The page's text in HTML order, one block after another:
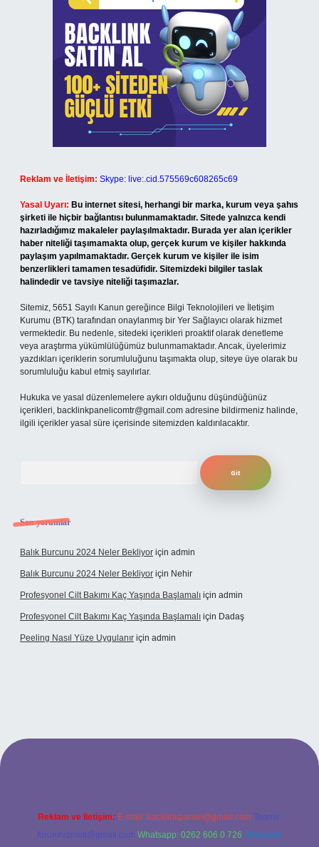
Reklam ve İletişim: Skype: live:.cid.575569c608265c69
Yasal Uyarı: Bu internet sitesi, herhangi bir marka, kurum veya şahıs
şirketi ile hiçbir bağlantısı bulunmamaktadır. Sitede yalnızca kendi
hazırladığımız makaleler paylaşılmaktadır. Burada yer alan içerikler
haber niteliği taşımamakta olup, gerçek kurum ve kişiler hakkında
paylaşım yapılmamaktadır. Gerçek kurum ve kişiler ile isim
benzerlikleri tamamen tesadüfidir. Sitemizdeki bilgiler taslak
halindedir ve tavsiye niteliği taşımazlar.
Sitemiz, 5651 Sayılı Kanun gereğince Bilgi Teknolojileri ve İletişim
Kurumu (BTK) tarafından onaylanmış bir Yer Sağlayıcı olarak hizmet
vermektedir. Bu nedenle, sitedeki içerikleri proaktif olarak denetleme
veya araştırma yükümlülüğümüz bulunmamaktadır. Ancak, üyelerimiz
yazdıkları içeriklerin sorumluluğunu taşımakta olup, siteye üye olarak bu
sorumluluğu kabul etmiş sayılırlar.
Hukuka ve yasal düzenlemelere aykırı olduğunu düşündüğünüz
içerikleri, backlinkpanelicomtr@gmail.com adresine bildirmeniz halinde,
ilgili içerikler yasal süre içerisinde sitemizden kaldırılacaktır.
Son yorumlar
Balık Burcunu 2024 Neler Bekliyor için admin
Balık Burcunu 2024 Neler Bekliyor için Nehir
Profesyonel Cilt Bakımı Kaç Yaşında Başlamalı için admin
Profesyonel Cilt Bakımı Kaç Yaşında Başlamalı için Dadaş
Peeling Nasıl Yüze Uygulanır için admin
Reklam ve İletişim: E-mail: backlinkpaneli@gmail.com Teams:
forumhizmeti@gmail.com Whatsapp: 0262 606 0 726 Telegram: